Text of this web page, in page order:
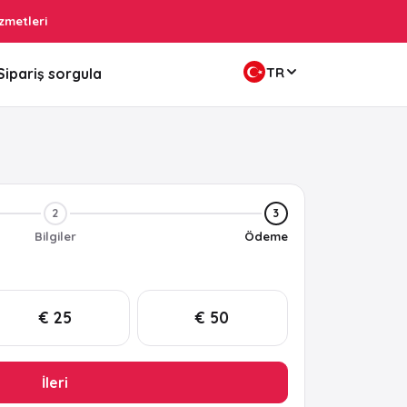
sorgula TR
2
Bilgiler
3
Ödeme
€ 25 € 50
İleri